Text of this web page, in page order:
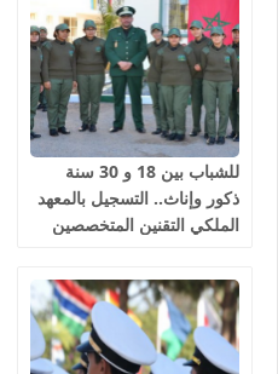
للشباب بين 18 و 30 سنة
ذكور وإناث.. التسجيل بالمعهد
الملكي التقنين المتخصصين
2027